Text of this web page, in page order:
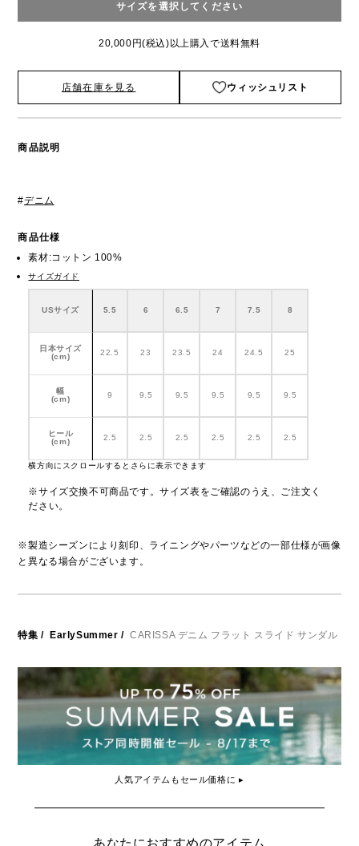
サイズを選択してください
20,000円(税込)以上購入で送料無料
店舗在庫を見る ウィッシュリスト
商品説明
#デニム
商品仕様
素材:コットン 100%
サイズガイド
USサイズ 5.5 6 6.5 7 7.5 8
日本サイズ
(cm)
22.5 23 23.5 24 24.5 25
幅
(cm)
9 9.5 9.5 9.5 9.5 9.5
ヒール
(cm)
2.5 2.5 2.5 2.5 2.5 2.5
横方向にスクロールするとさらに表示できます
※サイズ交換不可商品です。サイズ表をご確認のうえ、ご注文く
ださい。
※製造シーズンにより刻印、ライニングやパーツなどの一部仕様が画像
と異なる場合がございます。
特集 / EarlySummer / CARISSA デニム フラット スライド サンダル
人気アイテムもセール価格に ▸